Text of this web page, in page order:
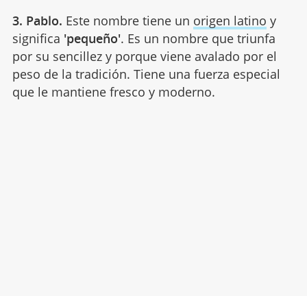
3. Pablo. Este nombre tiene un origen latino y
significa 'pequeño'. Es un nombre que triunfa
por su sencillez y porque viene avalado por el
peso de la tradición. Tiene una fuerza especial
que le mantiene fresco y moderno.